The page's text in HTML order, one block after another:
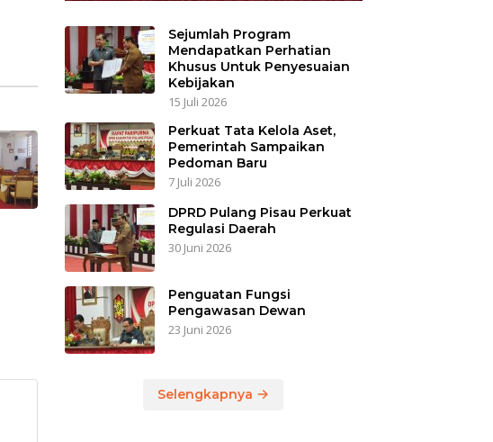
Sejumlah Program
Mendapatkan Perhatian
Khusus Untuk Penyesuaian
Kebijakan
15 Juli 2026
Perkuat Tata Kelola Aset,
Pemerintah Sampaikan
Pedoman Baru
7 Juli 2026
DPRD Pulang Pisau Perkuat
Regulasi Daerah
30 Juni 2026
Penguatan Fungsi
Pengawasan Dewan
23 Juni 2026
Selengkapnya